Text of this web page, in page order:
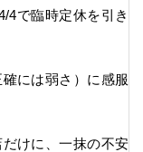
4で臨時定休を引き
には弱さ）に感服
けに、一抹の不安